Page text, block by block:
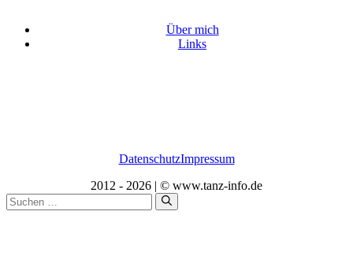
Über mich
Links
2012 - 2026 | © www.tanz-info.de
DatenschutzImpressum
Suchen
nach: